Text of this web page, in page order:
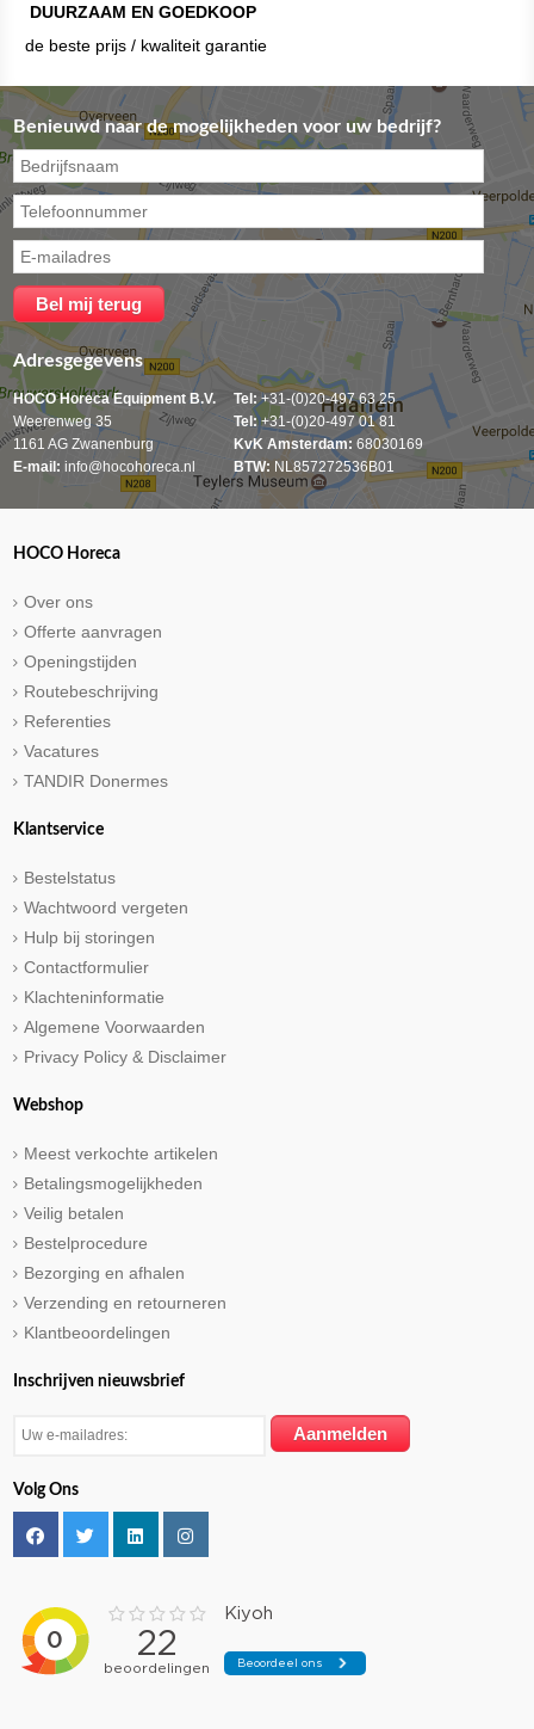
DUURZAAM EN GOEDKOOP
de beste prijs / kwaliteit garantie
Benieuwd naar de mogelijkheden voor uw bedrijf?
Adresgegevens
HOCO Horeca Equipment B.V.
Weerenweg 35
1161 AG Zwanenburg
E-mail: info@hocohoreca.nl
Tel: +31-(0)20-497 63 25
Tel:+31-(0)20-497 01 81
KvK Amsterdam: 68030169
BTW: NL857272536B01
HOCO Horeca
Over ons
Offerte aanvragen
Openingstijden
Routebeschrijving
Referenties
Vacatures
TANDIR Donermes
Klantservice
Bestelstatus
Wachtwoord vergeten
Hulp bij storingen
Contactformulier
Klachteninformatie
Algemene Voorwaarden
Privacy Policy & Disclaimer
Webshop
Meest verkochte artikelen
Betalingsmogelijkheden
Veilig betalen
Bestelprocedure
Bezorging en afhalen
Verzending en retourneren
Klantbeoordelingen
Inschrijven nieuwsbrief
Volg Ons